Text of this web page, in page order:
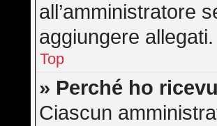
all’amministratore
aggiungere allegati.
Top
» Perché ho
Ciascun